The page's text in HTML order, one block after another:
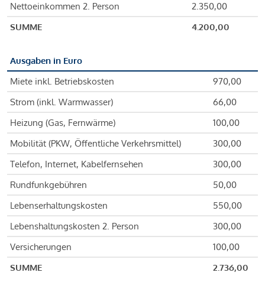
Nettoeinkommen 2. Person
2.350,00
SUMME
4.200,00
Ausgaben in Euro
Miete inkl. Betriebskosten
970,00
Strom (inkl. Warmwasser)
66,00
Heizung (Gas, Fernwärme)
100,00
Mobilität (PKW, Öffentliche Verkehrsmittel)
300,00
Telefon, Internet, Kabelfernsehen
300,00
Rundfunkgebühren
50,00
Lebenserhaltungskosten
550,00
Lebenshaltungskosten 2. Person
300,00
Versicherungen
100,00
SUMME
2.736,00